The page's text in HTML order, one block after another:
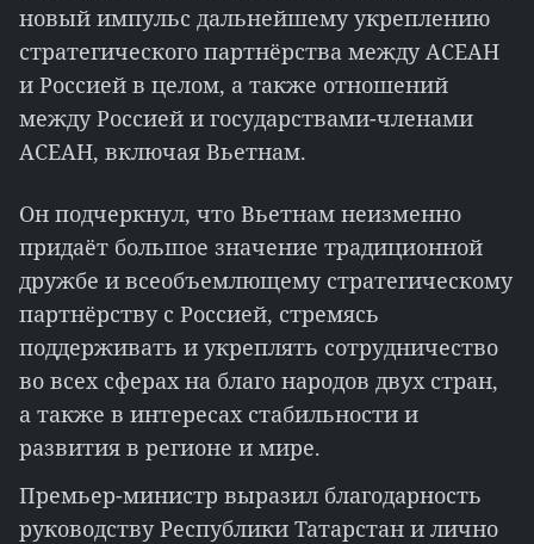
новый импульс дальнейшему укреплению
стратегического партнёрства между АСЕАН
и Россией в целом, а также отношений
между Россией и государствами-членами
АСЕАН, включая Вьетнам.
Он подчеркнул, что Вьетнам неизменно
придаёт большое значение традиционной
дружбе и всеобъемлющему стратегическому
партнёрству с Россией, стремясь
поддерживать и укреплять сотрудничество
во всех сферах на благо народов двух стран,
а также в интересах стабильности и
развития в регионе и мире.
Премьер-министр выразил благодарность
руководству Республики Татарстан и лично